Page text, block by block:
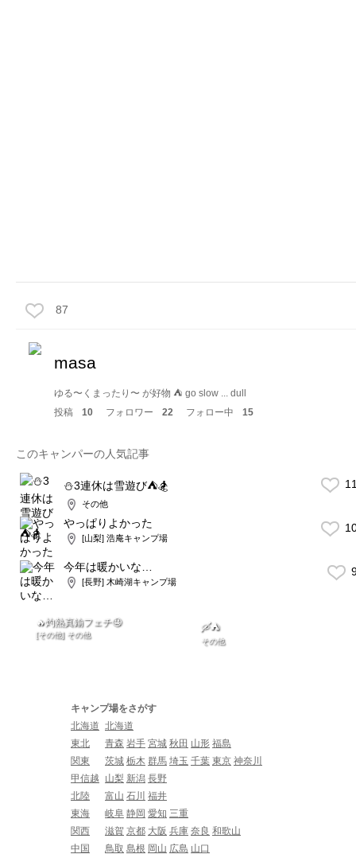
87
masa
ゆる〜くまったり〜 が好物 ⛺️ go slow ... dull
投稿
10 フォロワー 22 フォロー中 15
このキャンパーの人気記事
⛄️3連休は雪遊び⛺️🏂
その他
やっぱりよかった
[山梨] 浩庵キャンプ場
今年は暖かいな…
[長野] 木崎湖キャンプ場
🔥灼熱真鍮フェチ🤤
[その他] その他
🛶⛺️
その他
キャンプ場をさがす
北海道 北海道
東北
青森 岩手 宮城 秋田 山形 福島
関東
茨城 栃木 群馬 埼玉 千葉 東京 神奈川
甲信越
山梨 新潟 長野
北陸
富山 石川 福井
東海
岐阜 静岡 愛知 三重
関西
滋賀 京都 大阪 兵庫 奈良 和歌山
中国
鳥取 島根 岡山 広島 山口